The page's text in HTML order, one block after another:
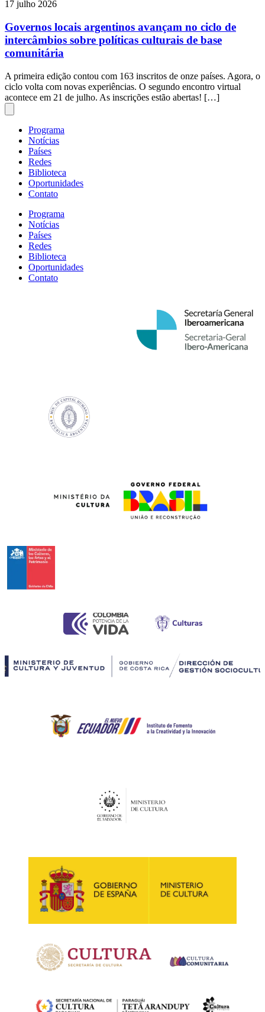
17 julho 2026
Governos locais argentinos avançam no ciclo de
intercâmbios sobre políticas culturais de base
comunitária
A primeira edição contou com 163 inscritos de onze países. Agora, o
ciclo volta com novas experiências. O segundo encontro virtual
acontece em 21 de julho. As inscrições estão abertas! […]
Programa
Notícias
Países
Redes
Biblioteca
Oportunidades
Contato
Programa
Notícias
Países
Redes
Biblioteca
Oportunidades
Contato